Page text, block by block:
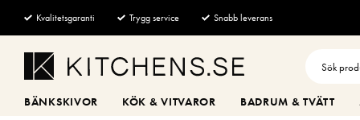
Kvalitetsgaranti Trygg service Snabb leverans
BÄNKSKIVOR KÖK & VITVAROR BADRUM & TVÄTT